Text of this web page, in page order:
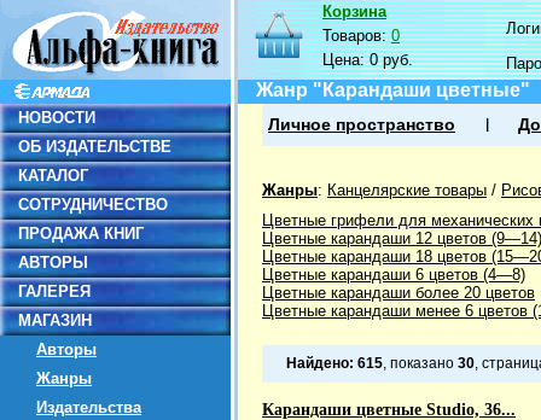
НОВОСТИ
ОБ ИЗДАТЕЛЬСТВЕ
КАТАЛОГ
СОТРУДНИЧЕСТВО
ПРОДАЖА КНИГ
АВТОРЫ
ГАЛЕРЕЯ
МАГАЗИН
Авторы
Жанры
Издательства
Корзина
Товаров:0
Цена:0 руб.
Жанр "Карандаши цветные"
Личное пространство
Жанры: Канцелярские товары /
Цветные грифели для механических
Цветные карандаши 12 цветов (9—14)
Цветные карандаши 18 цветов
Цветные карандаши 6 цветов (4—8)
Цветные карандаши более 20 цветов
Цветные карандаши менее 6 цветов
Найдено: 615, показано 30,
Карандаши цветные Studio, 36...